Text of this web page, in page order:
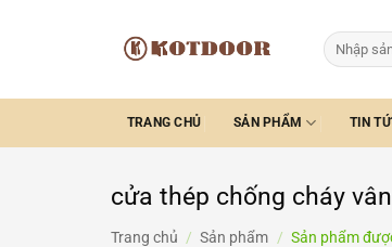
Tìm
kiếm:
TRANG CHỦ SẢN PHẨM TIN
cửa thép chống cháy
Trang chủ / Sản phẩm / Sản phẩm